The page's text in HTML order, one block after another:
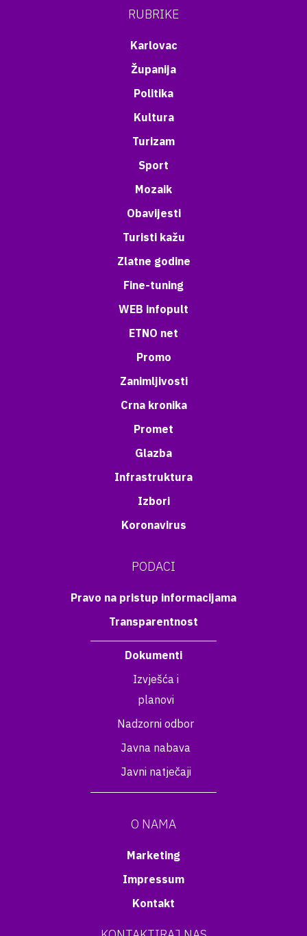
RUBRIKE
Karlovac
Županija
Politika
Kultura
Turizam
Sport
Mozaik
Obavijesti
Turisti kažu
Zlatne godine
Fine-tuning
WEB infopult
ETNO net
Promo
Zanimljivosti
Crna kronika
Promet
Glazba
Infrastruktura
Izbori
Koronavirus
PODACI
Pravo na pristup informacijama
Transparentnost
Dokumenti
Izvješća i
planovi
Nadzorni odbor
Javna nabava
Javni natječaji
O NAMA
Marketing
Impressum
Kontakt